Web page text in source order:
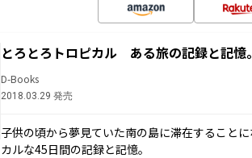
とろとろトロピカル ある旅の記録と記
D-Books
2018.03.29 発売
子供の頃から夢見ていた南の島に滞在すること
カルな45日間の記録と記憶。